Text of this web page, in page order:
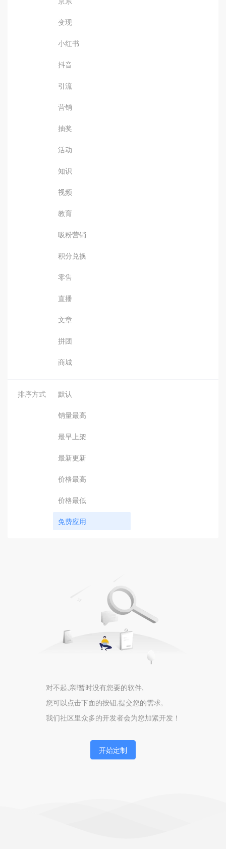
变现
小红书
抖音
引流
营销
抽奖
活动
知识
视频
教育
吸粉营销
积分兑换
零售
直播
文章
拼团
商城
排序方式 默认
销量最高
最早上架
最新更新
价格最高
价格最低
免费应用
对不起,亲!暂时没有您要的软件,
您可以点击下面的按钮,提交您的需求,
我们社区里众多的开发者会为您加紧开发！
开始定制